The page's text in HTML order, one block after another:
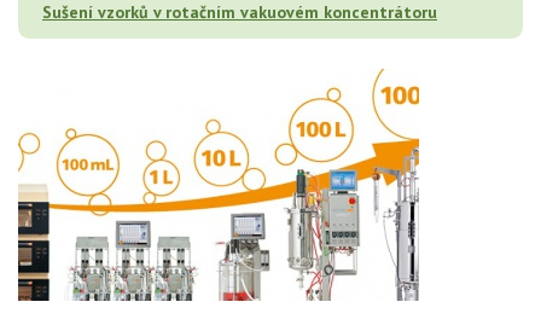
Sušení vzorků v rotačním vakuovém koncentrátoru